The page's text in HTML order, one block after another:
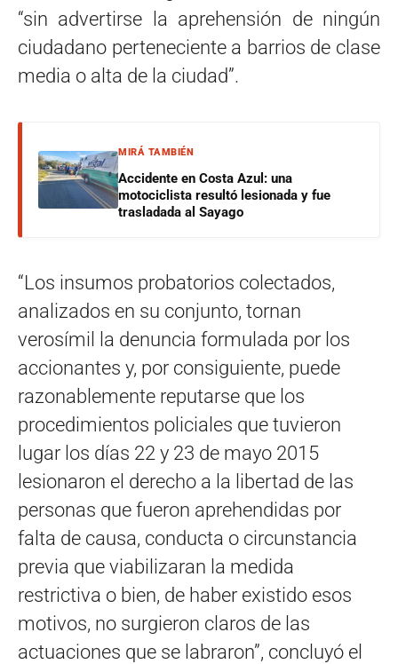
“sin advertirse la aprehensión de ningún
ciudadano perteneciente a barrios de clase
media o alta de la ciudad”.
MIRÁ TAMBIÉN
Accidente en Costa Azul: una
motociclista resultó lesionada y fue
trasladada al Sayago
“Los insumos probatorios colectados,
analizados en su conjunto, tornan
verosímil la denuncia formulada por los
accionantes y, por consiguiente, puede
razonablemente reputarse que los
procedimientos policiales que tuvieron
lugar los días 22 y 23 de mayo 2015
lesionaron el derecho a la libertad de las
personas que fueron aprehendidas por
falta de causa, conducta o circunstancia
previa que viabilizaran la medida
restrictiva o bien, de haber existido esos
motivos, no surgieron claros de las
actuaciones que se labraron”, concluyó el